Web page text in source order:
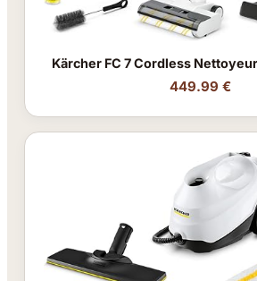
Kärcher FC 7 Cordless
449.99 €